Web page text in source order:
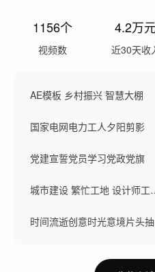
1156个
视频数
4.2万
近30天收
AE模板 乡村振兴 智慧大棚
国家电网电力工人夕阳剪影
党建宣誓党员学习党政党旗
城市建设